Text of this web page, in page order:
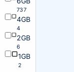
737
4GB
4
2GB
6
1GB
2